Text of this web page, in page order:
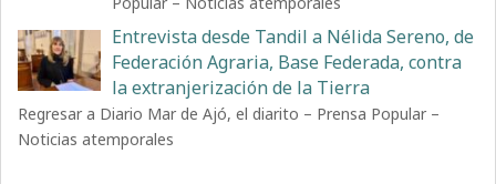
Entrevista desde Tandil a Nélida Sereno, de
Federación Agraria, Base Federada, contra
la extranjerización de la Tierra
Regresar a Diario Mar de Ajó, el diarito – Prensa Popular –
Noticias atemporales